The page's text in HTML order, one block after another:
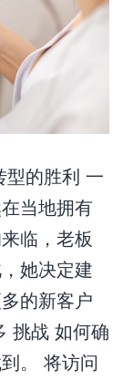
型的胜利 一
当地拥有
临，老板
她决定建
的新客户
挑战 如何确
。 将访问